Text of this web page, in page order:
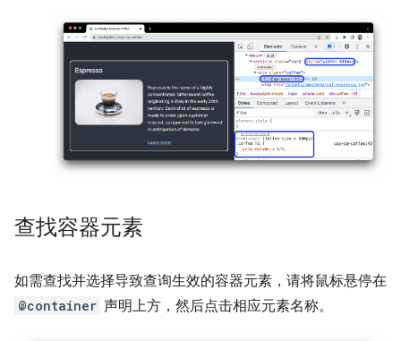
查找容器元素
如需查找并选择导致查询生效的容器元素，请将鼠标悬停在
@container 声明上方，然后点击相应元素名称。